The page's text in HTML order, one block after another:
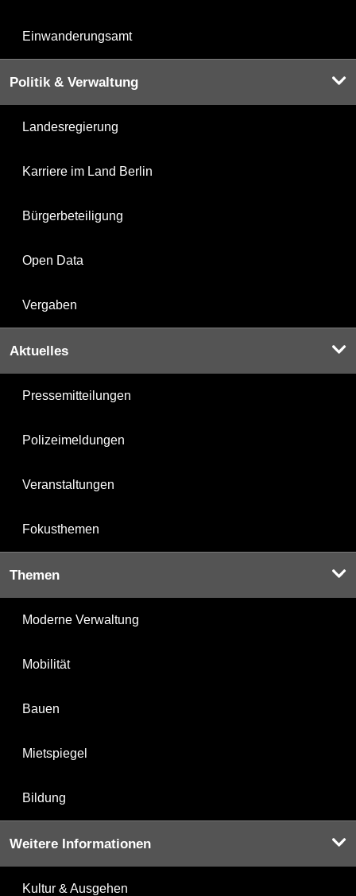
Einwanderungsamt
Politik & Verwaltung
Landesregierung
Karriere im Land Berlin
Bürgerbeteiligung
Open Data
Vergaben
Aktuelles
Pressemitteilungen
Polizeimeldungen
Veranstaltungen
Fokusthemen
Themen
Moderne Verwaltung
Mobilität
Bauen
Mietspiegel
Bildung
Weitere Informationen
Kultur & Ausgehen